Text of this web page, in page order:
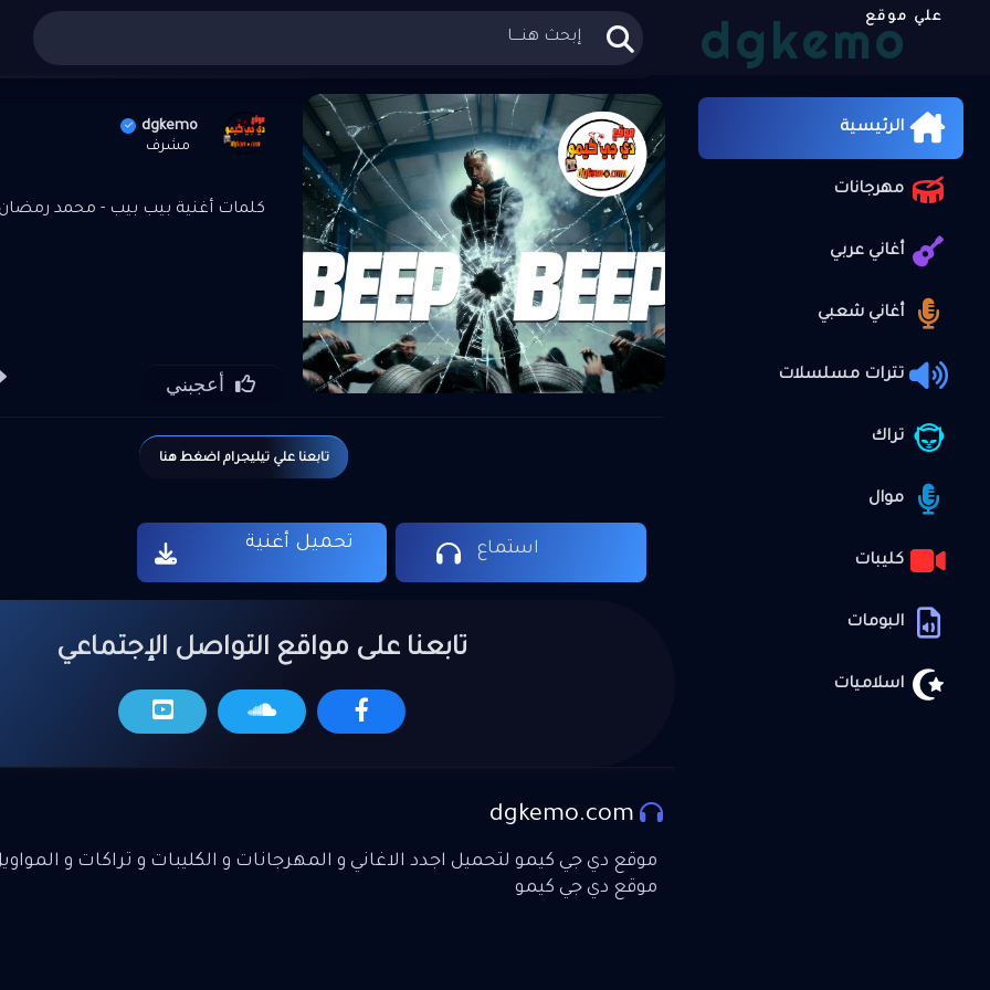
الرئيسية
مهرجانات
أغاني عربي
أغاني شعبي
تترات مسلسلات
تراك
موال
كليبات
البومات
اسلاميات
dgkemoعلي موقع
الرئيسية أغاني عربي تنزيل واستماع أغنية بيب بيب - محمد رمضان 2025 MP3
استماع
تابعنا علي تيليجرام اضغط هنا
تحميل أغنية
تابعنا على مواقع التواصل الإجتماعي
dgkemo.com
موقع دي جي كيمو لتحميل اجدد الاغاني و المهرجانات و الكليبات و تراكات و
موقع دي جي كيمو
dgkemo
مشرف
كلمات أغنية بيب بيب - محمد رمضان 2025 MP3
أعجبني